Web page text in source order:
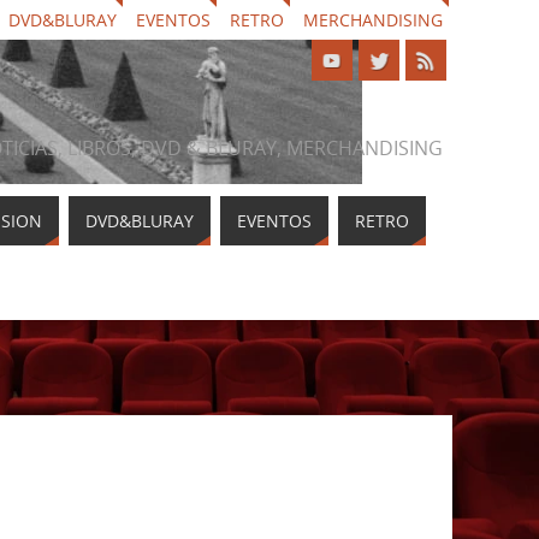
DVD&BLURAY EVENTOS RETRO MERCHANDISING
LIBROS, DVD & BLURAY, MERCHANDISING
DVD&BLURAY EVENTOS RETRO